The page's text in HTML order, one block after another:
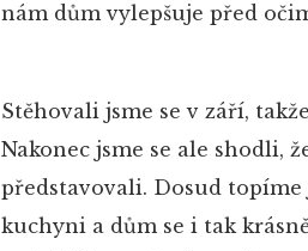
nám dům vylepšuje před
Stěhovali jsme se v září,
Nakonec jsme se ale shodli,
představovali. Dosud
kuchyni a dům se i tak